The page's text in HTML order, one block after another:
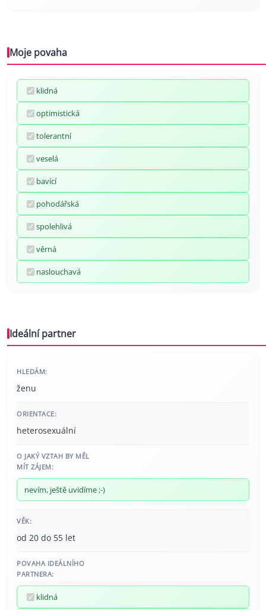
Moje povaha
klidná
optimistická
tolerantní
veselá
bavící
pohodářská
spolehlivá
věrná
naslouchavá
Ideální partner
HLEDÁM:
ženu
ORIENTACE:
heterosexuální
O JAKÝ VZTAH BY MĚL
MÍT ZÁJEM:
nevím, ještě uvidíme ;-)
VĚK:
od 20 do 55 let
POVAHA IDEÁLNÍHO
PARTNERA:
klidná